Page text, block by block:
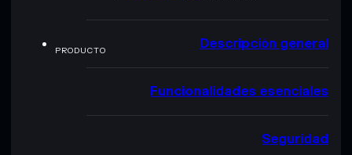
PRODUCTO Descripción general
Funcionalidades esenciales
Seguridad